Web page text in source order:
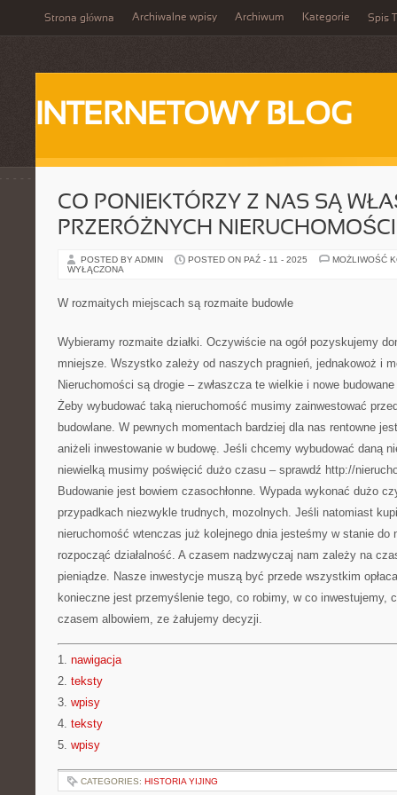
Strona główna Archiwalne wpisy Archiwum Kategorie Spis
INTERNETOWY BLOG
CO PONIEKTÓRZY Z NAS SĄ
PRZERÓŻNYCH NIERUCHOMOŚCI
POSTED BY ADMIN POSTED ON PAŹ - 11 - 2025
MOŻLIWOŚĆ
WYŁĄCZONA
W rozmaitych miejscach są rozmaite budowle
Wybieramy rozmaite działki. Oczywiście na ogół pozyskujemy
mniejsze. Wszystko zależy od naszych pragnień, jednakowoż i
Nieruchomości są drogie – zwłaszcza te wielkie i nowe
Żeby wybudować taką nieruchomość musimy zainwestować
budowlane. W pewnych momentach bardziej dla nas rentowne
aniżeli inwestowanie w budowę. Jeśli chcemy wybudować daną
niewielką musimy poświęcić dużo czasu – sprawdź http://
Budowanie jest bowiem czasochłonne. Wypada wykonać dużo
przypadkach niezwykle trudnych, mozolnych. Jeśli natomiast
nieruchomość wtenczas już kolejnego dnia jesteśmy w stanie do
rozpocząć działalność. A czasem nadzwyczaj nam zależy na
pieniądze. Nasze inwestycje muszą być przede wszystkim
konieczne jest przemyślenie tego, co robimy, w co inwestujemy,
czasem albowiem, ze żałujemy decyzji.
1. nawigacja
2. teksty
3. wpisy
4. teksty
5. wpisy
CATEGORIES: HISTORIA YIJING